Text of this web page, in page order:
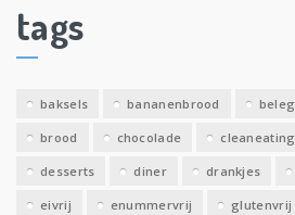
e
v
tags
baksels bananenbrood beleg
brood chocolade cleaneating
desserts diner drankjes
eivrij enummervrij glutenvrij